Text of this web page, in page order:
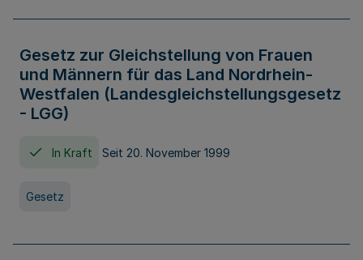
Gesetz zur Gleichstellung von Frauen
und Männern für das Land Nordrhein-
Westfalen (Landesgleichstellungsgesetz
- LGG)
In Kraft Seit 20. November 1999
Gesetz